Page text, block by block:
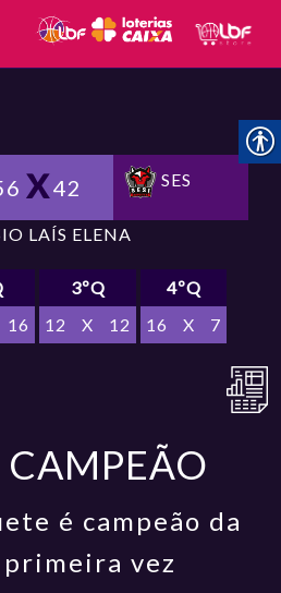
42 SES
LAÍS ELENA
16
3ºQ
12
X 12
4ºQ
16
X 7
é campeão da
primeira vez